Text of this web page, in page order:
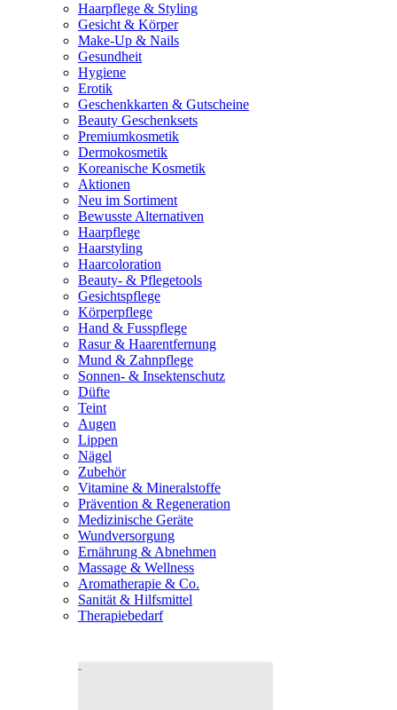
Haarpflege & Styling
Gesicht & Körper
Make-Up & Nails
Gesundheit
Hygiene
Erotik
Geschenkkarten & Gutscheine
Beauty Geschenksets
Premiumkosmetik
Dermokosmetik
Koreanische Kosmetik
Aktionen
Neu im Sortiment
Bewusste Alternativen
Haarpflege
Haarstyling
Haarcoloration
Beauty- & Pflegetools
Gesichtspflege
Körperpflege
Hand & Fusspflege
Rasur & Haarentfernung
Mund & Zahnpflege
Sonnen- & Insektenschutz
Düfte
Teint
Augen
Lippen
Nägel
Zubehör
Vitamine & Mineralstoffe
Prävention & Regeneration
Medizinische Geräte
Wundversorgung
Ernährung & Abnehmen
Massage & Wellness
Aromatherapie & Co.
Sanität & Hilfsmittel
Therapiebedarf